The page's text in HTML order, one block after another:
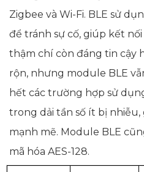
Zigbee và Wi-Fi. BLE sử
để tránh sự cố, giúp kết
thậm chí còn đáng tin cậy
rộn, nhưng module BLE
hết các trường hợp sử
trong dải tần số ít bị
mạnh mẽ. Module BLE
mã hóa AES-128.